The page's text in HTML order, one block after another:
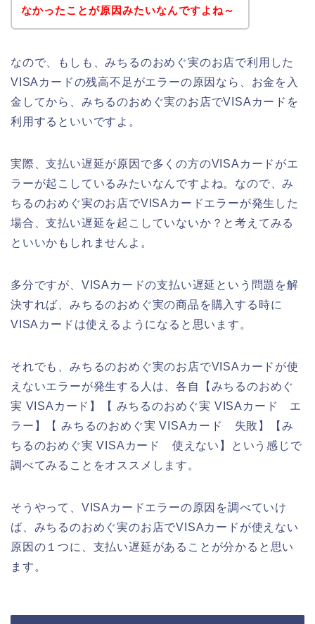
なかったことが原因みたいなんですよね～
なので、もしも、みちるのおめぐ実のお店で利用した
VISAカードの残高不足がエラーの原因なら、お金を入
金してから、みちるのおめぐ実のお店でVISAカードを
利用するといいですよ。
実際、支払い遅延が原因で多くの方のVISAカードがエ
ラーが起こしているみたいなんですよね。なので、み
ちるのおめぐ実のお店でVISAカードエラーが発生した
場合、支払い遅延を起こしていないか？と考えてみる
といいかもしれませんよ。
多分ですが、VISAカードの支払い遅延という問題を解
決すれば、みちるのおめぐ実の商品を購入する時に
VISAカードは使えるようになると思います。
それでも、みちるのおめぐ実のお店でVISAカードが使
えないエラーが発生する人は、各自【みちるのおめぐ
実 VISAカード】【 みちるのおめぐ実 VISAカード エ
ラー】【 みちるのおめぐ実 VISAカード 失敗】【み
ちるのおめぐ実 VISAカード 使えない】という感じで
調べてみることをオススメします。
そうやって、VISAカードエラーの原因を調べていけ
ば、みちるのおめぐ実のお店でVISAカードが使えない
原因の１つに、支払い遅延があることが分かると思い
ます。